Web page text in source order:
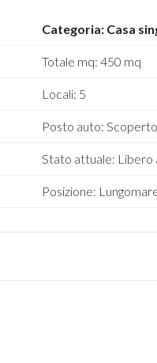
Categoria: Casa
Totale mq: 450 mq
Locali: 5
Posto auto: Scoperto
Stato attuale: Libero
Posizione: